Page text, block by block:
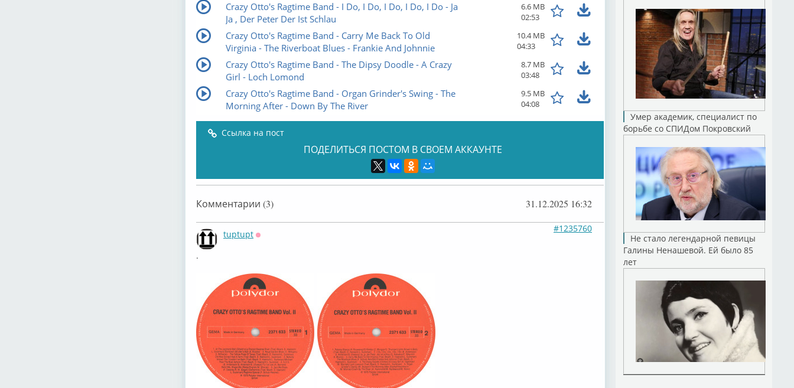
Crazy Otto's Ragtime Band - I Do, I Do, I Do, I Do, I Do - Ja
Ja , Der Peter Der Ist Schlau
6.6 MB
02:53
Crazy Otto's Ragtime Band - Carry Me Back To Old
Virginia - The Riverboat Blues - Frankie And Johnnie
10.4 MB
04:33
Crazy Otto's Ragtime Band - The Dipsy Doodle - A Crazy
Girl - Loch Lomond
8.7 MB
03:48
Crazy Otto's Ragtime Band - Organ Grinder's Swing - The
Morning After - Down By The River
9.5 MB
04:08
Ссылка на пост
ПОДЕЛИТЬСЯ ПОСТОМ В СВОЕМ АККАУНТЕ
Комментарии (3) 31.12.2025 16:32
tuptupt
#1235760
.
Умер академик, специалист по
борьбе со СПИДом Покровский
Не стало легендарной певицы
Галины Ненашевой. Ей было 85
лет